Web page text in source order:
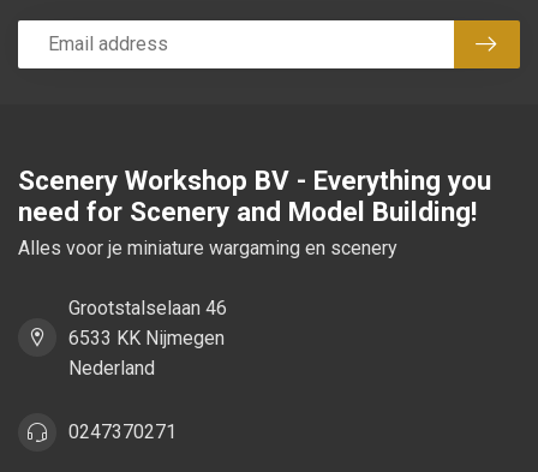
Scenery Workshop BV - Everything you
need for Scenery and Model Building!
Alles voor je miniature wargaming en scenery
Grootstalselaan 46
6533 KK Nijmegen
Nederland
0247370271